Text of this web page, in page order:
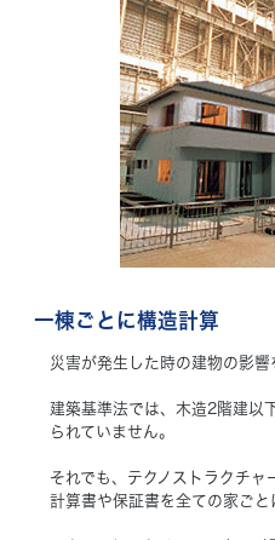
一棟ごとに構造計算
災害が発生した時の建物の影響
建築基準法では、木造2階建以
られていません。
それでも、テクノストラクチャ
計算書や保証書を全ての家ごと